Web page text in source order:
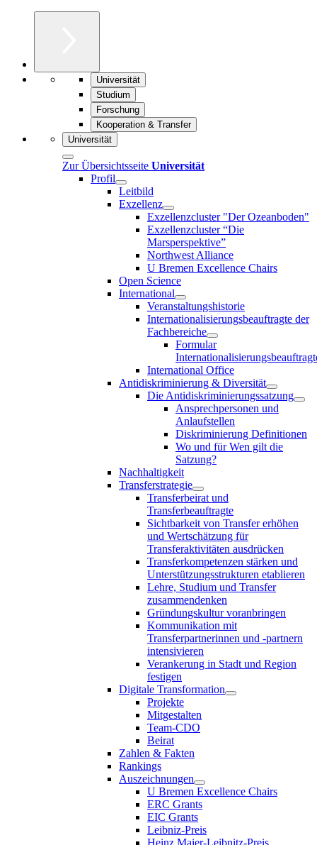
Universität
Studium
Forschung
Kooperation & Transfer
Universität
Zur Übersichtsseite Universität
Profil
Leitbild
Exzellenz
Exzellenzcluster "Der Ozeanboden"
Exzellenzcluster “Die
Marsperspektive”
Northwest Alliance
U Bremen Excellence Chairs
Open Science
International
Veranstaltungshistorie
Internationalisierungsbeauftragte der
Fachbereiche
Formular
International Office
Antidiskriminierung & Diversität
Die Antidiskriminierungssatzung
Ansprechpersonen und
Anlaufstellen
Diskriminierung Definitionen
Wo und für Wen gilt die
Satzung?
Nachhaltigkeit
Transferstrategie
Transferbeirat und
Transferbeauftragte
Sichtbarkeit von Transfer erhöhen
und Wertschätzung für
Transferaktivitäten ausdrücken
Transferkompetenzen stärken und
Unterstützungsstrukturen etablieren
Lehre, Studium und Transfer
zusammendenken
Gründungskultur voranbringen
Kommunikation mit
Transferpartnerinnen und -partnern
intensivieren
Verankerung in Stadt und Region
festigen
Digitale Transformation
Projekte
Mitgestalten
Team-CDO
Beirat
Zahlen & Fakten
Rankings
Auszeichnungen
U Bremen Excellence Chairs
ERC Grants
EIC Grants
Leibniz-Preis
Heinz Maier-Leibnitz-Preis